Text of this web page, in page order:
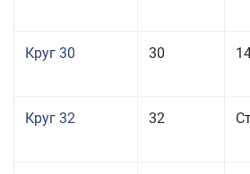
Круг 30 30
Круг 32 32